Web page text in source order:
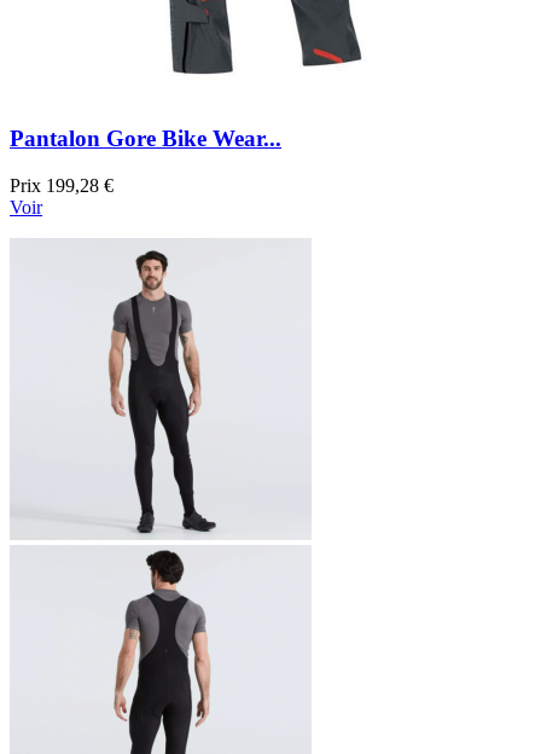
Pantalon Gore Bike Wear...
Prix 199,28 €
Voir